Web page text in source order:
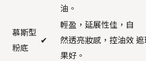
油。
慕斯型
粉底
✔
輕盈，延展性佳，自
然透亮妝感，控油效
果好。
遮